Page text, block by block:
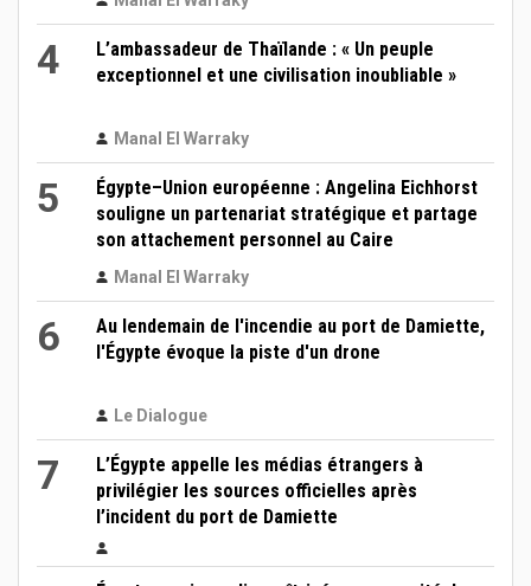
4
L’ambassadeur de Thaïlande : « Un peuple
exceptionnel et une civilisation inoubliable »
Manal El Warraky
5
Égypte–Union européenne : Angelina Eichhorst
souligne un partenariat stratégique et partage
son attachement personnel au Caire
Manal El Warraky
6
Au lendemain de l'incendie au port de Damiette,
l'Égypte évoque la piste d'un drone
Le Dialogue
7
L’Égypte appelle les médias étrangers à
privilégier les sources officielles après
l’incident du port de Damiette